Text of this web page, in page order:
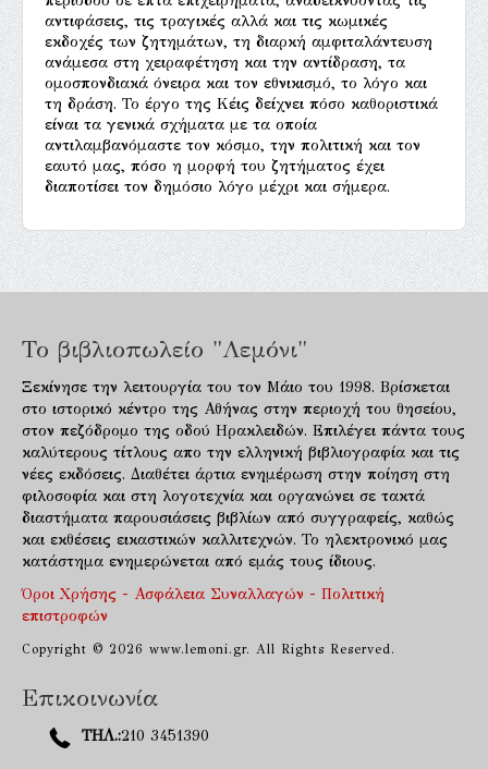
αντιφάσεις, τις τραγικές αλλά και τις κωμικές
εκδοχές των ζητημάτων, τη διαρκή αμφιταλάντευση
ανάμεσα στη χειραφέτηση και την αντίδραση, τα
ομοσπονδιακά όνειρα και τον εθνικισμό, το λόγο και
τη δράση. Το έργο της Κέις δείχνει πόσο καθοριστικά
είναι τα γενικά σχήματα με τα οποία
αντιλαμβανόμαστε τον κόσμο, την πολιτική και τον
εαυτό μας, πόσο η μορφή του ζητήματος έχει
διαποτίσει τον δημόσιο λόγο μέχρι και σήμερα.
Το βιβλιοπωλείο "Λεμόνι"
Ξεκίνησε την λειτουργία του τον Μάιο του 1998. Βρίσκεται
στο ιστορικό κέντρο της Αθήνας στην περιοχή του θησείου,
στον πεζόδρομο της οδού Ηρακλειδών. Επιλέγει πάντα τους
καλύτερους τίτλους απο την ελληνική βιβλιογραφία και τις
νέες εκδόσεις. Διαθέτει άρτια ενημέρωση στην ποίηση στη
φιλοσοφία και στη λογοτεχνία και οργανώνει σε τακτά
διαστήματα παρουσιάσεις βιβλίων από συγγραφείς, καθώς
και εκθέσεις εικαστικών καλλιτεχνών. Το ηλεκτρονικό μας
κατάστημα ενημερώνεται από εμάς τους ίδιους.
Όροι Χρήσης - Ασφάλεια Συναλλαγών - Πολιτική
επιστροφών
Copyright © 2026 www.lemoni.gr. All Rights Reserved.
Επικοινωνία
ΤΗΛ.:210 3451390